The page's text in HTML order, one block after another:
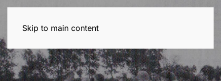
Skip to main content